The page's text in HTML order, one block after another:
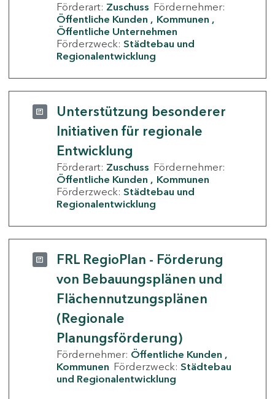
Förderart: Zuschuss Fördernehmer:
Öffentliche Kunden
Kommunen
Öffentliche Unternehmen
Förderzweck: Städtebau und
Regionalentwicklung
Unterstützung besonderer
Initiativen für regionale
Entwicklung
Förderart: Zuschuss Fördernehmer:
Öffentliche Kunden
Kommunen
Förderzweck: Städtebau und
Regionalentwicklung
FRL RegioPlan - Förderung
von Bebauungsplänen und
Flächennutzungsplänen
(Regionale
Planungsförderung)
Fördernehmer: Öffentliche Kunden
Kommunen Förderzweck: Städtebau
und Regionalentwicklung